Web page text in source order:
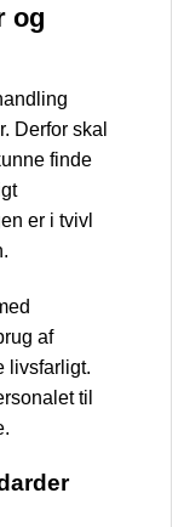
og
Derfor skal
finde
er i tvivl
af
livsfarligt.
til